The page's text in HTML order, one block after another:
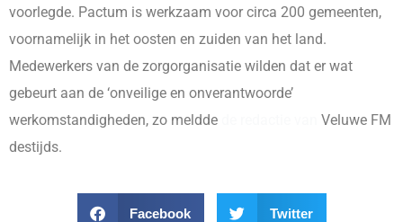
voorlegde. Pactum is werkzaam voor circa 200 gemeenten,
voornamelijk in het oosten en zuiden van het land.
Medewerkers van de zorgorganisatie wilden dat er wat
gebeurt aan de ‘onveilige en onverantwoorde’
werkomstandigheden, zo meldde
Veluwe FM
destijds.
Facebook Twitter